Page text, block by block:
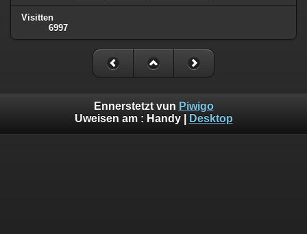
Visitten
6997
Ennerstetzt vun Piwigo
Uweisen am : Handy| Desktop